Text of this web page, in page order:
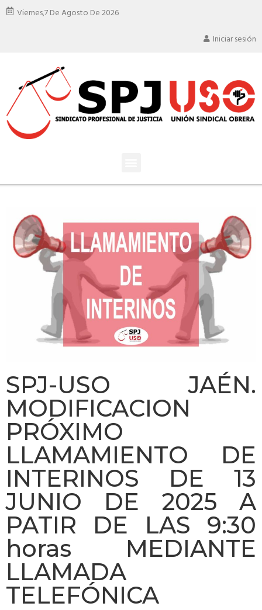
Viernes,7 De Agosto De 2026
Iniciar sesión
SPJ-USO JAÉN.
MODIFICACION
PRÓXIMO
LLAMAMIENTO DE
INTERINOS DE 13
JUNIO DE 2025 A
PATIR DE LAS 9:30
horas MEDIANTE
LLAMADA
TELEFÓNICA